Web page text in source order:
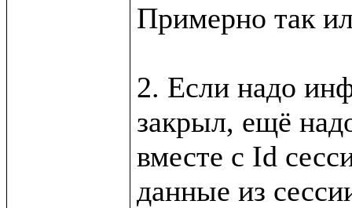
Примерно так
2. Если надо
закрыл, ещё
вместе с Id
данные из